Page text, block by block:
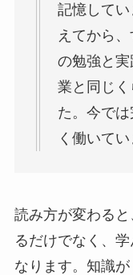
記憶して
えてから
の勉強と
業と同じ
た。今で
く働いてい
読み方が変わる
るだけでなく、
なります。知識